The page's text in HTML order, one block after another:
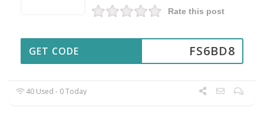
Rate this post
FS6BD8
GET CODE
40 Used - 0 Today